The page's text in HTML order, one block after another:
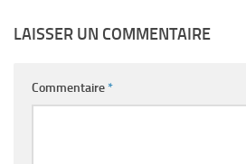
LAISSER UN COMMENTAIRE
Commentaire*